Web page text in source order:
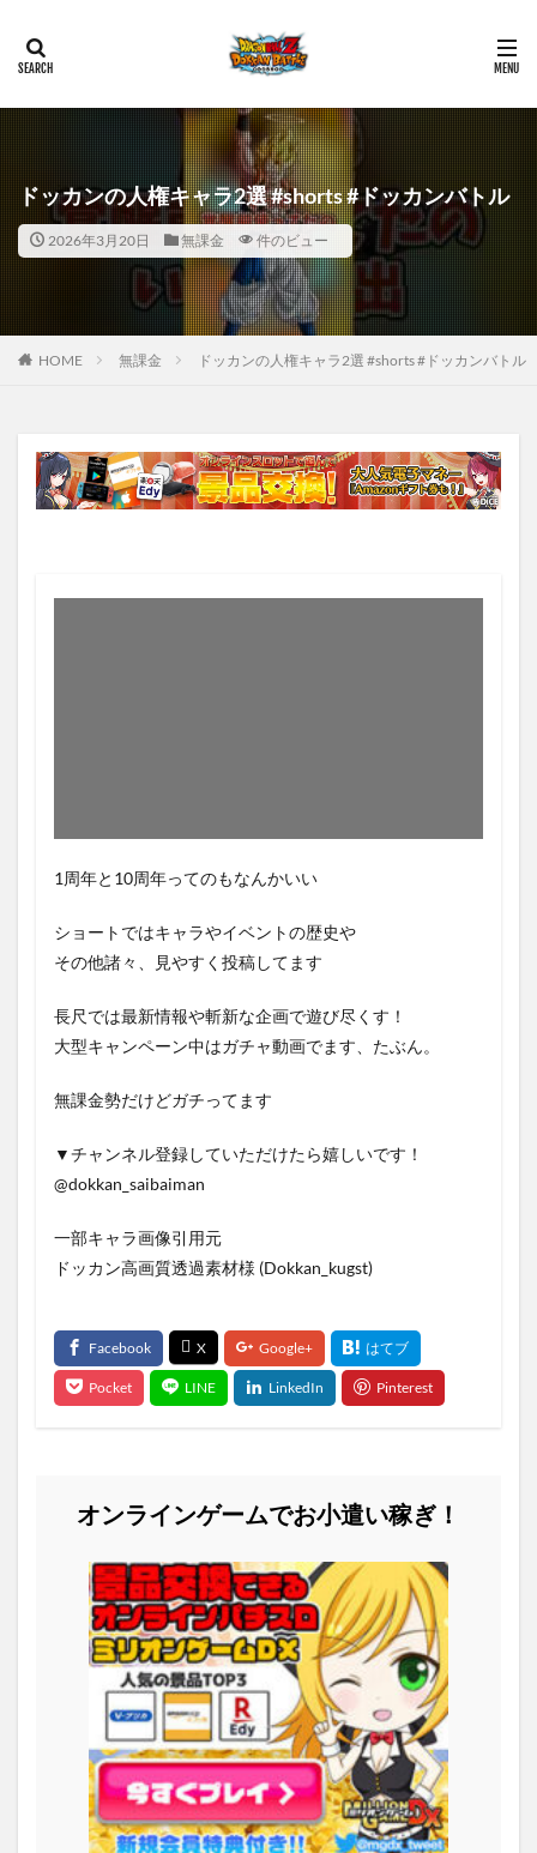
ドッカンの人権キャラ2選 #shorts #ドッカンバトル
2026年3月20日 無課金 件のビュー
HOME 無課金 ドッカンの人権キャラ2選 #shorts #ドッカンバトル
1周年と10周年ってのもなんかいい
ショートではキャラやイベントの歴史や
その他諸々、見やすく投稿してます
長尺では最新情報や斬新な企画で遊び尽くす！
大型キャンペーン中はガチャ動画でます、たぶん。
無課金勢だけどガチってます
▼チャンネル登録していただけたら嬉しいです！
@dokkan_saibaiman
一部キャラ画像引用元
ドッカン高画質透過素材様 (Dokkan_kugst)
オンラインゲームでお小遣い稼ぎ！